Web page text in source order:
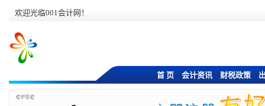
欢迎光临001会计网！
首 页 会计资讯 财税政策